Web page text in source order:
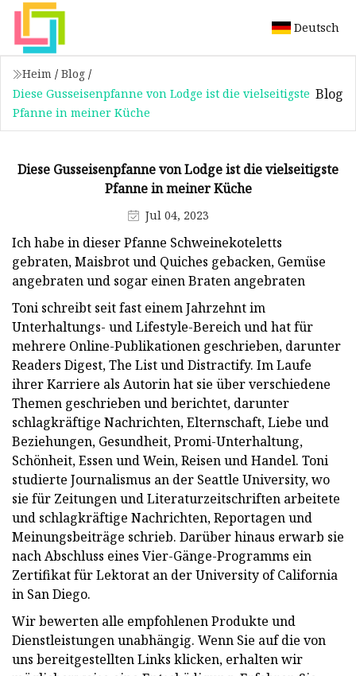
Deutsch
Heim / Blog /
Diese Gusseisenpfanne von Lodge ist die vielseitigste
Pfanne in meiner Küche
Blog
Diese Gusseisenpfanne von Lodge ist die vielseitigste
Pfanne in meiner Küche
Jul 04, 2023
Ich habe in dieser Pfanne Schweinekoteletts
gebraten, Maisbrot und Quiches gebacken, Gemüse
angebraten und sogar einen Braten angebraten
Toni schreibt seit fast einem Jahrzehnt im
Unterhaltungs- und Lifestyle-Bereich und hat für
mehrere Online-Publikationen geschrieben, darunter
Readers Digest, The List und Distractify. Im Laufe
ihrer Karriere als Autorin hat sie über verschiedene
Themen geschrieben und berichtet, darunter
schlagkräftige Nachrichten, Elternschaft, Liebe und
Beziehungen, Gesundheit, Promi-Unterhaltung,
Schönheit, Essen und Wein, Reisen und Handel. Toni
studierte Journalismus an der Seattle University, wo
sie für Zeitungen und Literaturzeitschriften arbeitete
und schlagkräftige Nachrichten, Reportagen und
Meinungsbeiträge schrieb. Darüber hinaus erwarb sie
nach Abschluss eines Vier-Gänge-Programms ein
Zertifikat für Lektorat an der University of California
in San Diego.
Wir bewerten alle empfohlenen Produkte und
Dienstleistungen unabhängig. Wenn Sie auf die von
uns bereitgestellten Links klicken, erhalten wir